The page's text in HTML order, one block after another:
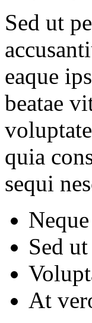
Sed ut
eaque
beatae
quia
sequi
Sed
At